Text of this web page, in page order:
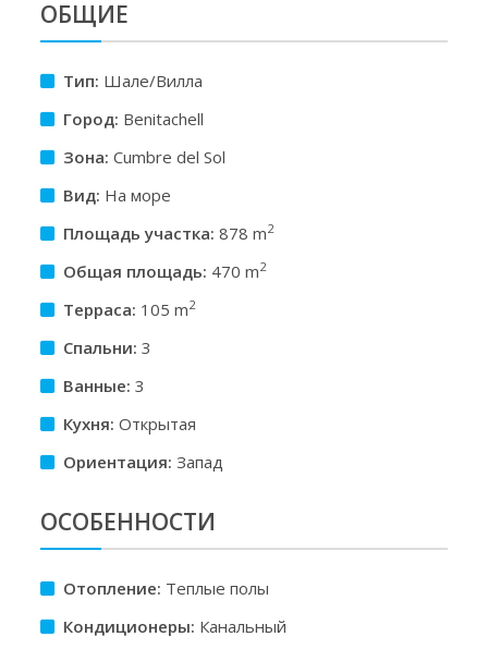
ОБЩИЕ
Тип: Шале/Вилла
Город: Benitachell
Зона: Cumbre del Sol
Вид: На море
Площадь участкa: 878 m2
Общая площадь: 470 m2
Терраса: 105 m2
Спальни: 3
Ванные: 3
Кухня: Открытая
Ориентация: Запад
ОСОБЕННОСТИ
Отопление: Теплые полы
Кондиционеры: Канальный